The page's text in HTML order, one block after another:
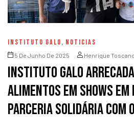
INSTITUTO GALO, NOTICIAS
5 De Junho De 2025 Henrique Toscano
Instituto Galo
alimentos em shows
parceria solidária com